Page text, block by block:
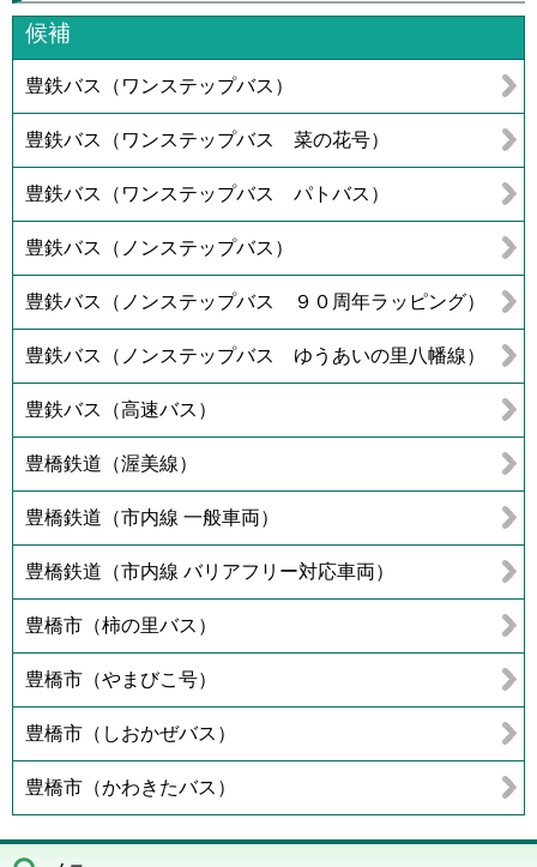
候補
豊鉄バス（ワンステップバス）
豊鉄バス（ワンステップバス 菜の花号）
豊鉄バス（ワンステップバス パトバス）
豊鉄バス（ノンステップバス）
豊鉄バス（ノンステップバス ９０周年ラッピング）
豊鉄バス（ノンステップバス ゆうあいの里八幡線）
豊鉄バス（高速バス）
豊橋鉄道（渥美線）
豊橋鉄道（市内線 一般車両）
豊橋鉄道（市内線 バリアフリー対応車両）
豊橋市（柿の里バス）
豊橋市（やまびこ号）
豊橋市（しおかぜバス）
豊橋市（かわきたバス）